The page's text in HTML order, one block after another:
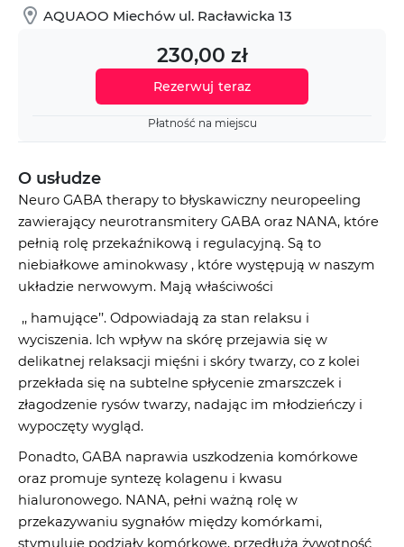
AQUAOO Miechów ul. Racławicka 13
230,00 zł
Rezerwuj teraz
Płatność na miejscu
O usłudze
Neuro GABA therapy to błyskawiczny neuropeeling
zawierający neurotransmitery GABA oraz NANA, które
pełnią rolę przekaźnikową i regulacyjną. Są to
niebiałkowe aminokwasy , które występują w naszym
układzie nerwowym. Mają właściwości
,, hamujące’’. Odpowiadają za stan relaksu i
wyciszenia. Ich wpływ na skórę przejawia się w
delikatnej relaksacji mięśni i skóry twarzy, co z kolei
przekłada się na subtelne spłycenie zmarszczek i
złagodzenie rysów twarzy, nadając im młodzieńczy i
wypoczęty wygląd.
Ponadto, GABA naprawia uszkodzenia komórkowe
oraz promuje syntezę kolagenu i kwasu
hialuronowego. NANA, pełni ważną rolę w
przekazywaniu sygnałów między komórkami,
stymuluje podziały komórkowe, przedłuża żywotność